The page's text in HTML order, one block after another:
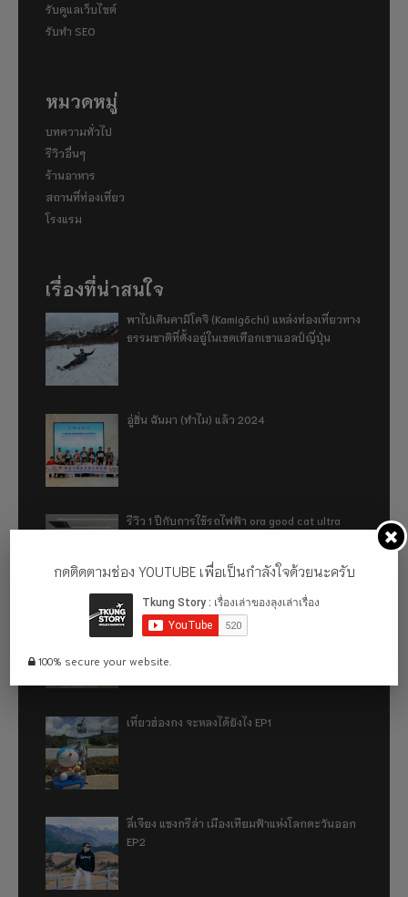
รับดูแลเว็บไซต์
รับทำ SEO
หมวดหมู่
บทความทั่วไป
รีวิวอื่นๆ
ร้านอาหาร
สถานที่ท่องเที่ยว
โรงแรม
เรื่องที่น่าสนใจ
พาไปเดินคามิโคจิ (Kamigōchi) แหล่งท่องเที่ยวทาง
ธรรมชาติที่ตั้งอยู่ในเขตเทือกเขาแอลป์ญี่ปุ่น
อู่ฮั่น ฉันมา (ทำไม) แล้ว 2024
รีวิว 1 ปีกับการใช้รถไฟฟ้า ora good cat ultra
เที่ยวฮ่องกง จะหลงได้ยังไง EP2
เที่ยวฮ่องกง จะหลงได้ยังไง EP1
ลี่เจียง แชงกรีล่า เมืองเทียมฟ้าแห่งโลกตะวันออก
EP2
กดติดตามช่อง YOUTUBE เพื่อเป็นกำลังใจด้วยนะครับ
100% secure your website.